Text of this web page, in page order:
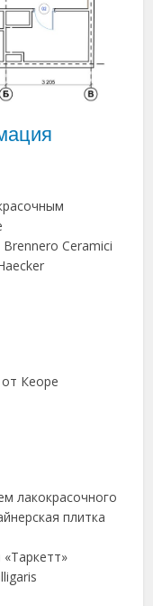
Ceramici
Кеоре
лакокрасочного
плитка